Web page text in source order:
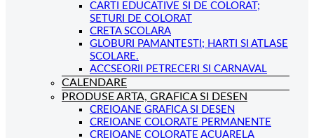
CARTI EDUCATIVE SI DE COLORAT;
SETURI DE COLORAT
CRETA SCOLARA
GLOBURI PAMANTESTI; HARTI SI ATLASE
SCOLARE.
ACCSEORII PETRECERI SI CARNAVAL
CALENDARE
PRODUSE ARTA, GRAFICA SI DESEN
CREIOANE GRAFICA SI DESEN
CREIOANE COLORATE PERMANENTE
CREIOANE COLORATE ACUARELA